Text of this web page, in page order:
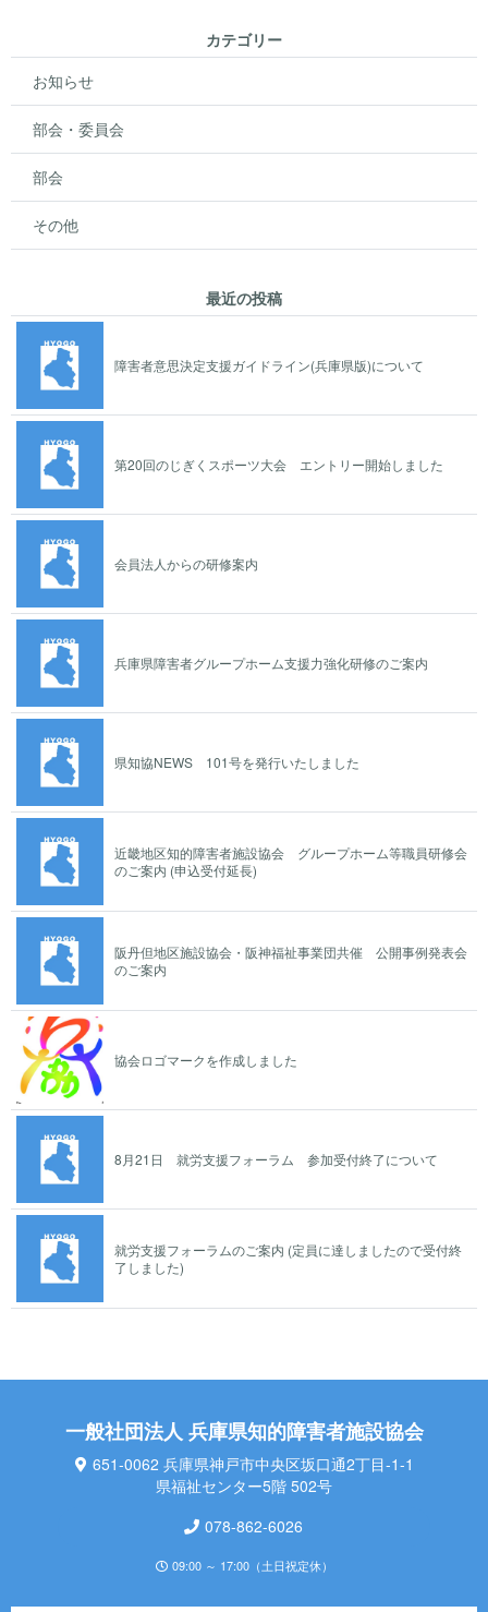
カテゴリー
お知らせ
部会・委員会
部会
その他
最近の投稿
障害者意思決定支援ガイドライン(兵庫県版)について
第20回のじぎくスポーツ大会 エントリー開始しました
会員法人からの研修案内
兵庫県障害者グループホーム支援力強化研修のご案内
県知協NEWS 101号を発行いたしました
近畿地区知的障害者施設協会 グループホーム等職員研修会
のご案内 (申込受付延長)
阪丹但地区施設協会・阪神福祉事業団共催 公開事例発表会
のご案内
協会ロゴマークを作成しました
8月21日 就労支援フォーラム 参加受付終了について
就労支援フォーラムのご案内 (定員に達しましたので受付終
了しました)
一般社団法人 兵庫県知的障害者施設協会
651-0062 兵庫県神戸市中央区坂口通2丁目-1-1
県福祉センター5階 502号
078-862-6026
09:00 ～ 17:00（土日祝定休）